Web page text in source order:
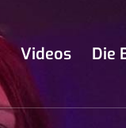
Videos Die